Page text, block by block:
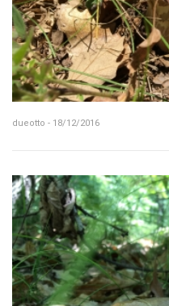
dueotto - 18/12/2016